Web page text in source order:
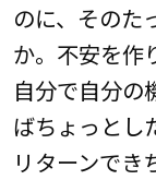
のに、そのた
か。不安を作
自分で自分の
ばちょっとし
リターンでき